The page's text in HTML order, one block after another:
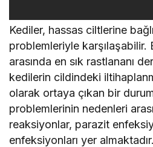
Kediler, hassas ciltlerine
problemleriyle karşılaşabilir.
arasında en sık rastlananı
kedilerin cildindeki
olarak ortaya çıkan bir
problemlerinin nedenleri
reaksiyonlar, parazit
enfeksiyonları yer almaktadır.